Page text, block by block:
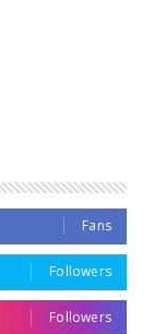
Fans
Followers
Followers